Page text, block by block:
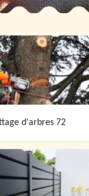
d'arbres 72